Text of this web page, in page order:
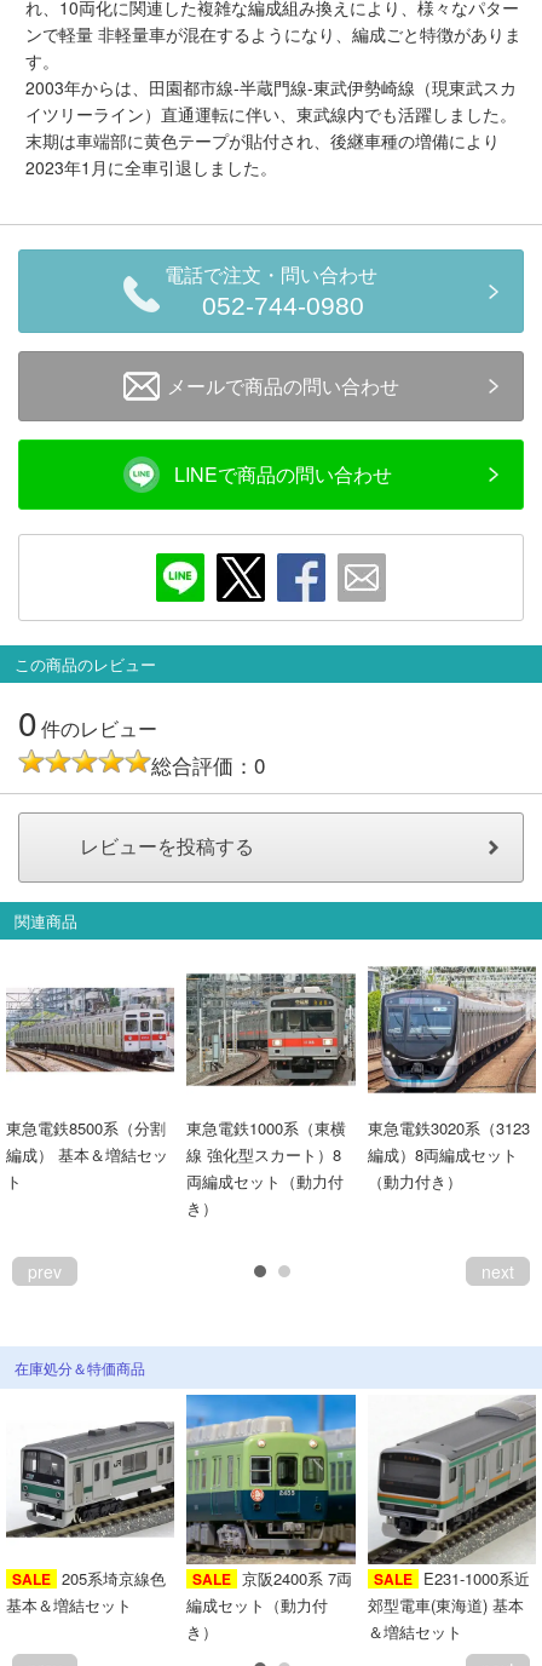
れ、10両化に関連した複雑な編成組み換えにより、様々なパター
ンで軽量 非軽量車が混在するようになり、編成ごと特徴がありま
す。
2003年からは、田園都市線-半蔵門線-東武伊勢崎線（現東武スカ
イツリーライン）直通運転に伴い、東武線内でも活躍しました。
末期は車端部に黄色テープが貼付され、後継車種の増備により
2023年1月に全車引退しました。
電話で注文・問い合わせ
052-744-0980
メールで商品の問い合わせ
LINEで商品の問い合わせ
この商品のレビュー
0件のレビュー
総合評価：0
関連商品
東急電鉄8500系（分割
編成） 基本＆増結セッ
ト
東急電鉄1000系（東横
線 強化型スカート）8
両編成セット（動力付
き）
東急電鉄3020系（3123
編成）8両編成セット
（動力付き）
prev next
在庫処分＆特価商品
SALE 205系埼京線色
基本＆増結セット
SALE 京阪2400系 7両
編成セット（動力付
き）
SALE E231-1000系近
郊型電車(東海道) 基本
＆増結セット